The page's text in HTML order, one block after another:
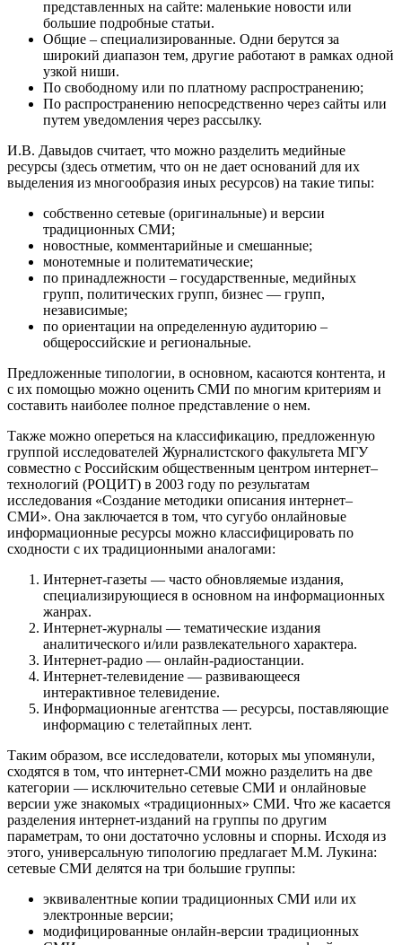
представленных на сайте: маленькие новости или
большие подробные статьи.
Общие – специализированные. Одни берутся за
широкий диапазон тем, другие работают в рамках одной
узкой ниши.
По свободному или по платному распространению;
По распространению непосредственно через сайты или
путем уведомления через рассылку.
И.В. Давыдов считает, что можно разделить медийные
ресурсы (здесь отметим, что он не дает оснований для их
выделения из многообразия иных ресурсов) на такие типы:
собственно сетевые (оригинальные) и версии
традиционных СМИ;
новостные, комментарийные и смешанные;
монотемные и политематические;
по принадлежности – государственные, медийных
групп, политических групп, бизнес — групп,
независимые;
по ориентации на определенную аудиторию –
общероссийские и региональные.
Предложенные типологии, в основном, касаются контента, и
с их помощью можно оценить СМИ по многим критериям и
составить наиболее полное представление о нем.
Также можно опереться на классификацию, предложенную
группой исследователей Журналистского факультета МГУ
совместно с Российским общественным центром интернет–
технологий (РОЦИТ) в 2003 году по результатам
исследования «Создание методики описания интернет–
СМИ». Она заключается в том, что сугубо онлайновые
информационные ресурсы можно классифицировать по
сходности с их традиционными аналогами:
Интернет-газеты — часто обновляемые издания,
специализирующиеся в основном на информационных
жанрах.
Интернет-журналы — тематические издания
аналитического и/или развлекательного характера.
Интернет-радио — онлайн-радиостанции.
Интернет-телевидение — развивающееся
интерактивное телевидение.
Информационные агентства — ресурсы, поставляющие
информацию с телетайпных лент.
Таким образом, все исследователи, которых мы упомянули,
сходятся в том, что интернет-СМИ можно разделить на две
категории — исключительно сетевые СМИ и онлайновые
версии уже знакомых «традиционных» СМИ. Что же касается
разделения интернет-изданий на группы по другим
параметрам, то они достаточно условны и спорны. Исходя из
этого, универсальную типологию предлагает М.М. Лукина:
сетевые СМИ делятся на три большие группы:
эквивалентные копии традиционных СМИ или их
электронные версии;
модифицированные онлайн-версии традиционных